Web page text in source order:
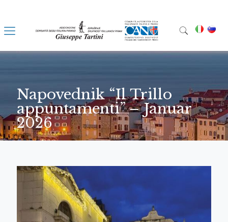
Napovednik “Il Trillo
appuntamenti” – Januar
2026